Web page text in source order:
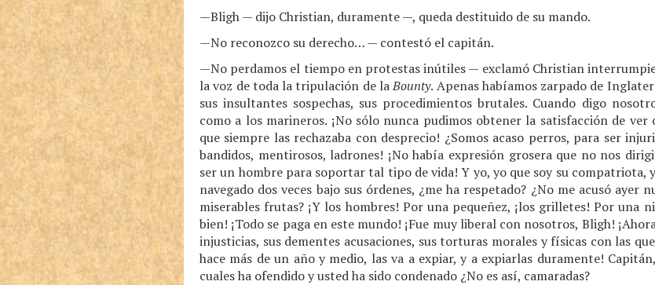
—Bligh — dijo Christian, duramente —, queda destituido de su mando.
—No reconozco su derecho… — contestó el capitán.
—No perdamos el tiempo en protestas inútiles — exclamó Christian
la voz de toda la tripulación de laBounty. Apenas habíamos zarpado de
sus insultantes sospechas, sus procedimientos brutales. Cuando digo
como a los marineros. ¡No sólo nunca pudimos obtener la satisfacción de ver
que siempre las rechazaba con desprecio! ¿Somos acaso perros, para ser
bandidos, mentirosos, ladrones! ¡No había expresión grosera que no nos
ser un hombre para soportar tal tipo de vida! Y yo, yo que soy su compatriota,
navegado dos veces bajo sus órdenes, ¿me ha respetado? ¿No me acusó ayer
miserables frutas? ¡Y los hombres! Por una pequeñez, ¡los grilletes! Por una
bien! ¡Todo se paga en este mundo! ¡Fue muy liberal con nosotros, Bligh!
injusticias, sus dementes acusaciones, sus torturas morales y físicas con las
hace más de un año y medio, las va a expiar, y a expiarlas duramente!
cuales ha ofendido y usted ha sido condenado ¿No es así, camaradas?